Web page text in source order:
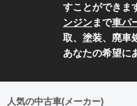
すことができま
ンジンまで車パ
取、塗装、廃車
あなたの希望に
人気の中古車(メーカー)